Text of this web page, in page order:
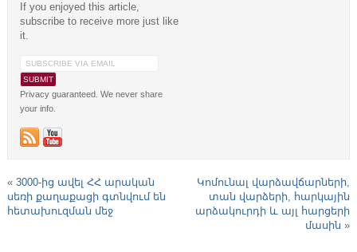
If you enjoyed this article,
subscribe to receive more just like
it.
Privacy guaranteed. We never share
your info.
« 3000-ից ավել ՀՀ արական
սեռի քաղաքացի գտնվում են
հետախուզման մեջ
Կոմունալ վարձավճարների,
տան վարձերի, հարկային
արձակուրդի և այլ հարցերի
մասին »